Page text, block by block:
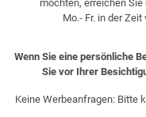
möchten, erreichen
Mo.- Fr. in der Zeit
Wenn Sie eine persönliche
Sie vor Ihrer
Keine Werbeanfragen: Bitte